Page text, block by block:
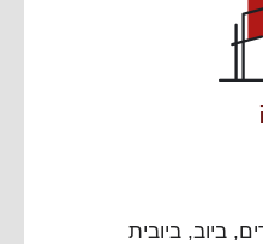
ביוב, ביובית